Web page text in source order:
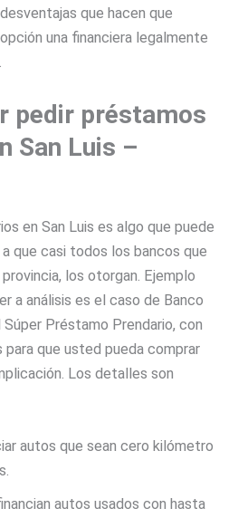
que hacen que
una financiera legalmente
pedir préstamos
San Luis –
en San Luis es algo que puede
que casi todos los bancos que
los otorgan. Ejemplo
a análisis es el caso de Banco
Préstamo Prendario, con
que usted pueda comprar
Los detalles son
autos que sean cero kilómetro
autos usados con hasta